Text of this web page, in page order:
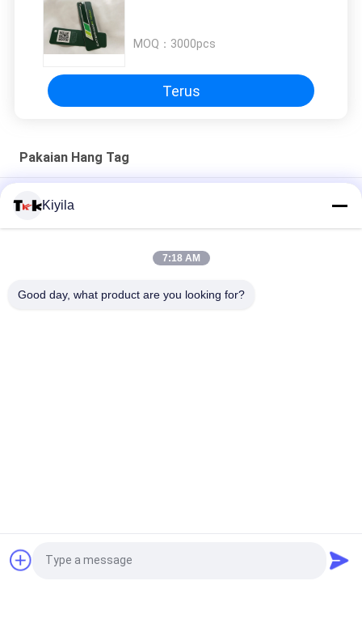
MOQ： 3000pcs
Terus
Pakaian Hang Tag
untuk Pakaian
Kartu Kertas Hitam Dilipat Pakaian Hang Tag Ramah
Lingkungan Tinta Cetak Logo Putih
Grosir Kustom Kertas Logo Swing Hang Tag Untuk Pakaian
Label Woven PakaianQuote request suatu
Kiyila
7:18 AM
Good day, what product are you looking for?